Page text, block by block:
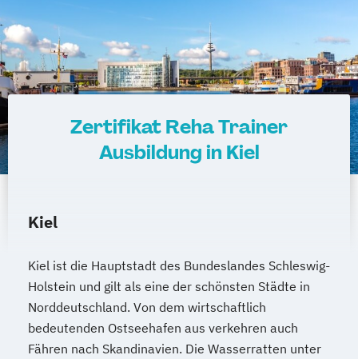
Zertifikat Reha Trainer
Ausbildung in Kiel
Kiel
Kiel ist die Hauptstadt des Bundeslandes Schleswig-
Holstein und gilt als eine der schönsten Städte in
Norddeutschland. Von dem wirtschaftlich
bedeutenden Ostseehafen aus verkehren auch
Fähren nach Skandinavien. Die Wasserratten unter